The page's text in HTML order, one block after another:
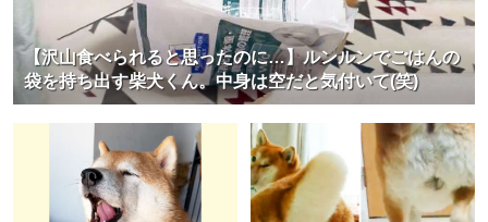
【沢山食べられると思ったのに…】ルンルンでごはんの
袋を持ち出す柴犬くん。中身は空だと気付いて(笑)